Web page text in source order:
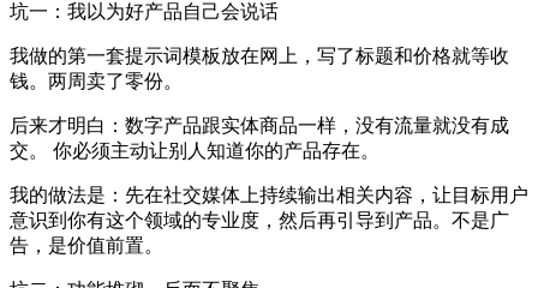
坑一：我以为好产品自己会说话
我做的第一套提示词模板放在网上，写了标题和价格就等收
钱。两周卖了零份。
后来才明白：数字产品跟实体商品一样，没有流量就没有成
交。 你必须主动让别人知道你的产品存在。
我的做法是：先在社交媒体上持续输出相关内容，让目标用户
意识到你有这个领域的专业度，然后再引导到产品。不是广
告，是价值前置。